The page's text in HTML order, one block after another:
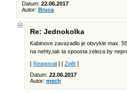
Datum: 22.06.2017
Autor: Bruca
Re: Jednokolka
Kabinove zavazadlo je obvykle max.
na nehty,tak ta spousta zeleza by
[ Reagovat ] [ Zpět ]
Datum: 22.06.2017
Autor: mech